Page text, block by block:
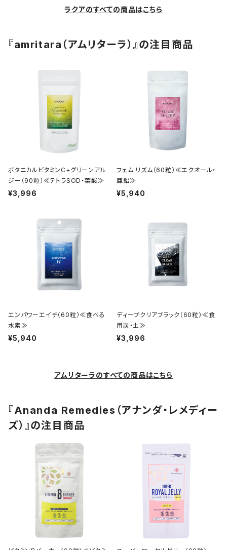
ラクアのすべての商品はこちら
『amritara（アムリターラ）』の注目商品
ボタニカルビタミンC+グリーンアル
ジー（90粒）≪テトラSOD・葉酸≫
¥3,996
フェム リズム（60粒）≪エクオール・
亜鉛≫
¥5,940
エンパワーエイチ（60粒）≪食べる
水素≫
¥5,940
ディープクリアブラック（60粒）≪食
用炭・土≫
¥3,996
アムリターラのすべての商品はこちら
『Ananda Remedies（アナンダ・レメディー
ズ）』の注目商品